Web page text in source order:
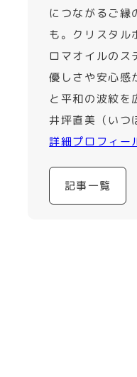
につながるご縁
も。クリスタル
ロマオイルのス
優しさや安心感
と平和の波紋を
井坪直美（いつ
詳細プロフィー
記事一覧